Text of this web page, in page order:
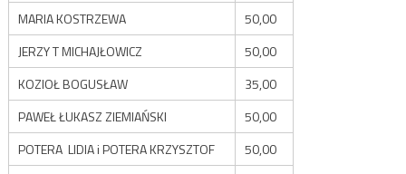
MARIA KOSTRZEWA
50,00
JERZY T MICHAJŁOWICZ
50,00
KOZIOŁ BOGUSŁAW
35,00
PAWEŁ ŁUKASZ ZIEMIAŃSKI
50,00
POTERA LIDIA i POTERA KRZYSZTOF
50,00